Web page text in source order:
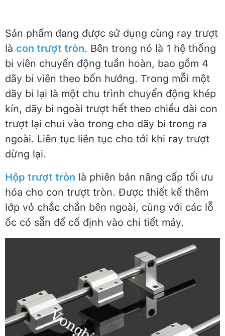
Sản phẩm đang được sử dụng cùng ray trượt
là con trượt tròn. Bên trong nó là 1 hệ thống
bi viên chuyển động tuần hoàn, bao gồm 4
dãy bi viên theo bốn hướng. Trong mỗi một
dãy bi lại là một chu trình chuyển động khép
kín, dãy bi ngoài trượt hết theo chiều dài con
trượt lại chui vào trong cho dãy bi trong ra
ngoài. Liên tục liên tục cho tới khi ray trượt
dừng lại.
Hộp trượt tròn là phiên bản nâng cấp tối ưu
hóa cho con trượt tròn. Được thiết kế thêm
lớp vỏ chắc chắn bên ngoài, cùng với các lỗ
ốc có sẵn để cố định vào chi tiết máy.